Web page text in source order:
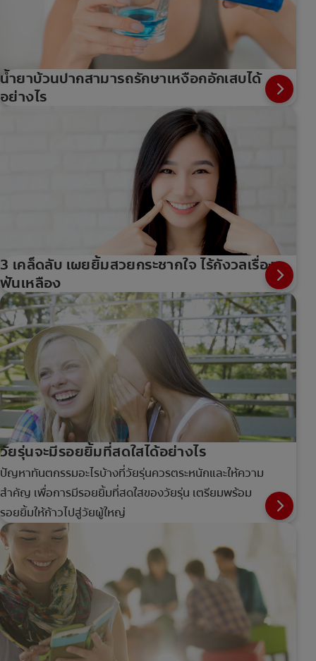
น้ำยาบ้วนปากสามารถรักษาเหงือกอักเสบได้
อย่างไร
3 เคล็ดลับ เผยยิ้มสวยกระชากใจ ไร้กังวลเรื่อง
ฟันเหลือง
วัยรุ่นจะมีรอยยิ้มที่สดใสได้อย่างไร
ปัญหาทันตกรรมอะไรบ้างที่วัยรุ่นควรตระหนักและให้ความ
สำคัญ เพื่อการมีรอยยิ้มที่สดใสของวัยรุ่น เตรียมพร้อม
รอยยิ้มให้ก้าวไปสู่วัยผู้ใหญ่